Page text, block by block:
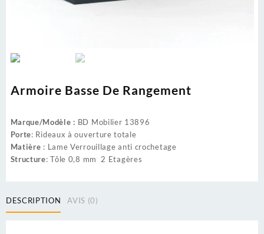
Armoire Basse De Rangement
Marque/Modèle : BD Mobilier 13896
Porte: Rideaux à ouverture totale
Matière : Lame Verrouillage anti crochetage
Structure: Tôle 0,8 mm 2 Etagères
DESCRIPTION AVIS (0)